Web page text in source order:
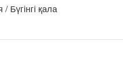
Бүгінгі қала